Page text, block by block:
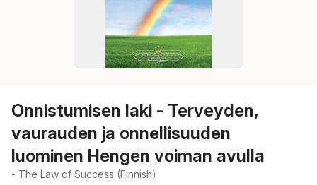
Onnistumisen laki - Terveyden,
vaurauden ja onnellisuuden
luominen Hengen voiman avulla
- The Law of Success (Finnish)